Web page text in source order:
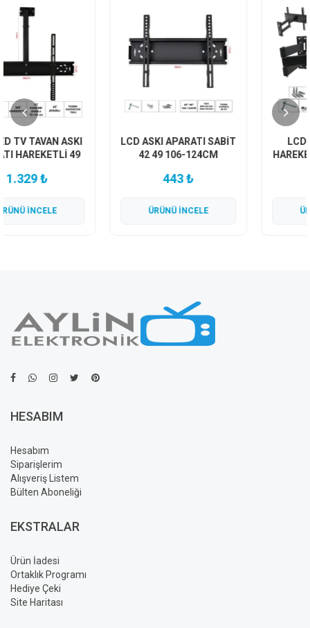
LCD ASKI APARATI SABİT
42 49 106-124CM
ÜRÜNÜ İNCELE
LCD ASKI APARATI
HAREKETLİ ÜÇ KOLLU 32
ÜRÜNÜ İNCELE
HESABIM
Hesabım
Siparişlerim
Alışveriş Listem
Bülten Aboneliği
EKSTRALAR
Ürün İadesi
Ortaklık Programı
Hediye Çeki
Site Haritası